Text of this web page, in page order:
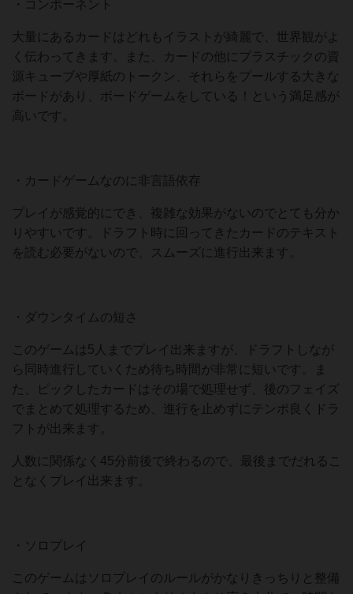
・コンポーネント
大量にあるカードはどれもイラストが綺麗で、世界観がよ
く伝わってきます。また、カードの他にプラスチックの資
源キューブや厚紙のトークン、それらをプールする大きな
ボードがあり、ボードゲームをしている！という満足感が
高いです。
・カードゲームなのに非言語依存
プレイが感覚的にでき、複雑な効果がないのでとても分か
りやすいです。ドラフト時に回ってきたカードのテキスト
を読む必要がないので、スムーズに進行出来ます。
・ダウンタイムの短さ
このゲームは5人までプレイ出来ますが、ドラフトしなが
ら同時進行していくため待ち時間が非常に短いです。ま
た、ピックしたカードはその場で処理せず、後のフェイズ
でまとめて処理するため、進行を止めずにテンポ良くドラ
フトが出来ます。
人数に関係なく45分前後で終わるので、最後までだれるこ
となくプレイ出来ます。
・ソロプレイ
このゲームはソロプレイのルールがかなりきっちりと整備